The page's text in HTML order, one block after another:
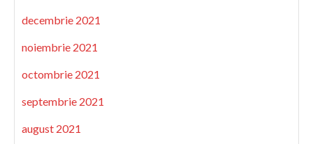
decembrie 2021
noiembrie 2021
octombrie 2021
septembrie 2021
august 2021